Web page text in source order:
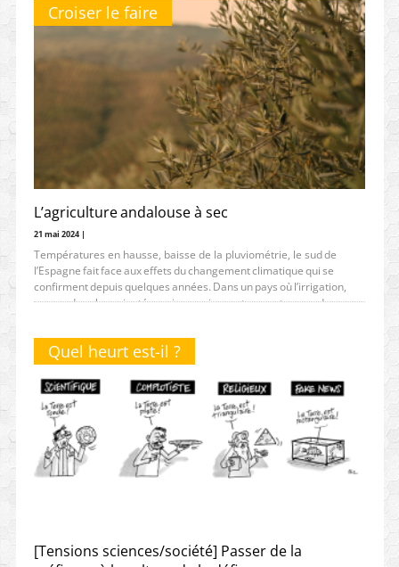
Croiser le faire
L’agriculture andalouse à sec
21 mai 2024 |
Températures en hausse, baisse de la pluviométrie, le sud de
l’Espagne fait face aux effets du changement climatique qui se
confirment depuis quelques années. Dans un pays où l’irrigation,
source de valeur ajoutée mais premier secteur en termes de
Quel heurt est-il ?
[Tensions sciences/société] Passer de la